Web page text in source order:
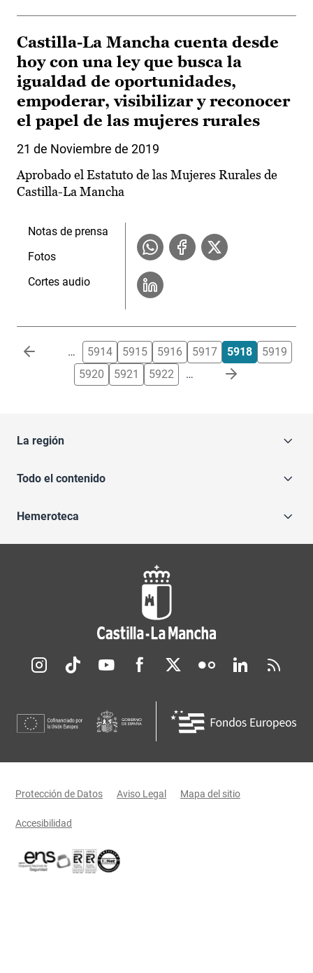
Castilla-La Mancha cuenta desde
hoy con una ley que busca la
igualdad de oportunidades,
empoderar, visibilizar y reconocer
el papel de las mujeres rurales
21 de Noviembre de 2019
Aprobado el Estatuto de las Mujeres Rurales de
Castilla-La Mancha
Notas de prensa
Fotos
Cortes audio
Paginación … 5914 5915 5916 5917 5918
5919
5920
5921 5922 …
La región
Todo el contenido
Hemeroteca
Redes sociales JCCM
Menú legal
Protección de Datos Aviso Legal Mapa del sitio
Accesibilidad